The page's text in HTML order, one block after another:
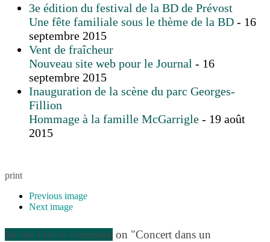
3e édition du festival de la BD de Prévost
Une fête familiale sous le thème de la BD - 16
septembre 2015
Vent de fraîcheur
Nouveau site web pour le Journal - 16
septembre 2015
Inauguration de la scène du parc Georges-
Fillion
Hommage à la famille McGarrigle - 19 août
2015
print
Previous image
Next image
Be the first to comment on "Concert dans un